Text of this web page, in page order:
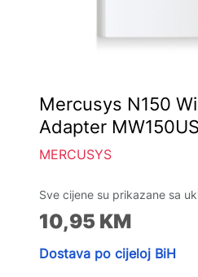
Mercusys N150
Adapter MW150US
MERCUSYS
Sve cijene su prikazane sa
10,95 KM
Dostava po cijeloj BiH